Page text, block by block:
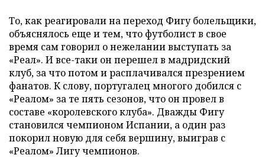
То, как реагировали на переход Фигу болельщики,
объяснялось еще и тем, что футболист в свое
время сам говорил о нежелании выступать за
«Реал». И все-таки он перешел в мадридский
клуб, за что потом и расплачивался презрением
фанатов. К слову, португалец многого добился с
«Реалом» за те пять сезонов, что он провел в
составе «королевского клуба». Дважды Фигу
становился чемпионом Испании, а один раз
покорил новую для себя вершину, выиграв с
«Реалом» Лигу чемпионов.